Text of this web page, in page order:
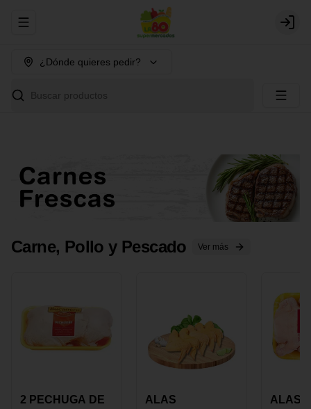
Abrir menu de navegación Login
¿Dónde quieres pedir?
Buscar productos
Carne, Pollo y Pescado Ver más
2 PECHUGA DE
ALAS
ALAS